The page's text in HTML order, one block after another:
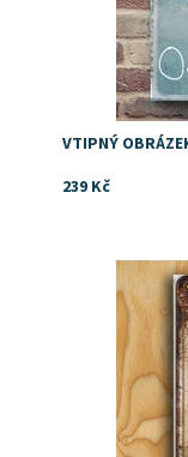
VTIPNÝ
239 Kč
Dostupnost: